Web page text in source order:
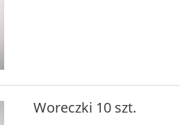
Woreczki 10 szt.